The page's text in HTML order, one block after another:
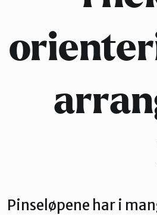
Pinseløpene har i